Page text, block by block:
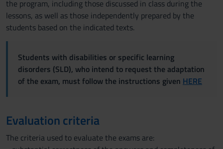
the program, including those discussed in class during the
lessons, as well as those independently prepared by the
students based on the indicated texts.
Students with disabilities or specific learning
disorders (SLD), who intend to request the adaptation
of the exam, must follow the instructions given HERE
Evaluation criteria
The criteria used to evaluate the exams are: